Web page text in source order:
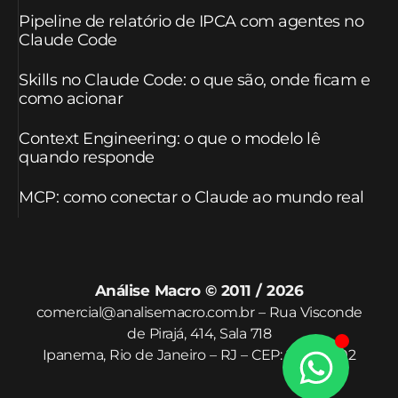
Pipeline de relatório de IPCA com agentes no
Claude Code
Skills no Claude Code: o que são, onde ficam e
como acionar
Context Engineering: o que o modelo lê
quando responde
MCP: como conectar o Claude ao mundo real
Análise Macro © 2011 / 2026
comercial@analisemacro.com.br – Rua Visconde
de Pirajá, 414, Sala 718
Ipanema, Rio de Janeiro – RJ – CEP: 22410-002